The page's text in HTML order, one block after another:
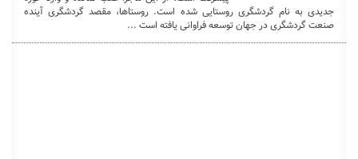
جدیدی به نام گردشگری روستایی شده است. روستاها، مقصد گردشگری آینده
صنعت گردشگری در جهان توسعه فراوانی یافته است ...